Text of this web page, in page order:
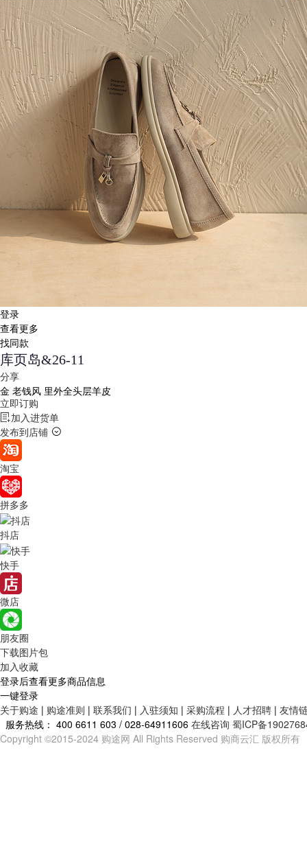
登录
查看更多
找同款
库页岛&26-11
分享
金 老钱风 里外全头层羊皮
立即订购
加入进货单
发布到店铺
淘宝
拼多多
抖店
快手
微店
朋友圈
下载图片包
加入收藏
登录后查看更多商品信息
一键登录
关于购途 | 购途准则 | 联系我们 | 入驻须知 | 采购流程 | 人才招聘 | 友情
服务热线： 400 6611 603 / 028-64911606 在线咨询 蜀ICP备
Copyright ©2015-2024 购途网 All Rights Reserved 购商云汇 版权所有